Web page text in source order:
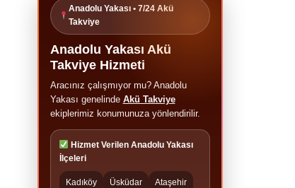
Anadolu Yakası • 7/24 Akü
Takviye
Anadolu Yakası Akü
Takviye Hizmeti
Aracınız çalışmıyor mu? Anadolu
Yakası genelinde Akü Takviye
ekiplerimiz konumunuza yönlendirilir.
Hizmet Verilen Anadolu Yakası
İlçeleri
Kadıköy Üsküdar Ataşehir